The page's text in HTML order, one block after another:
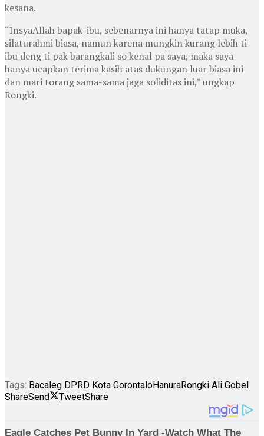
kesana.
“InsyaAllah bapak-ibu, sebenarnya ini hanya tatap muka,
silaturahmi biasa, namun karena mungkin kurang lebih ti
ibu deng ti pak barangkali so kenal pa saya, maka saya
hanya ucapkan terima kasih atas dukungan luar biasa ini
dan mari torang sama-sama jaga soliditas ini,” ungkap
Rongki.
Tags: Bacaleg DPRD Kota GorontaloHanuraRongki Ali Gobel
ShareSend TweetShare